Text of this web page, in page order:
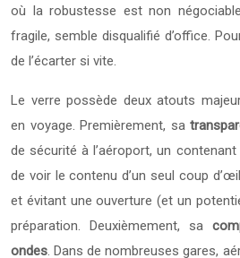
où la robustesse est non
fragile, semble disqualifié d’office.
de l’écarter si vite.
Le verre possède deux atouts
en voyage. Premièrement, sa
de sécurité à l’aéroport, un
de voir le contenu d’un seul coup
et évitant une ouverture (et un
préparation. Deuxièmement, sa
ondes. Dans de nombreuses gares,